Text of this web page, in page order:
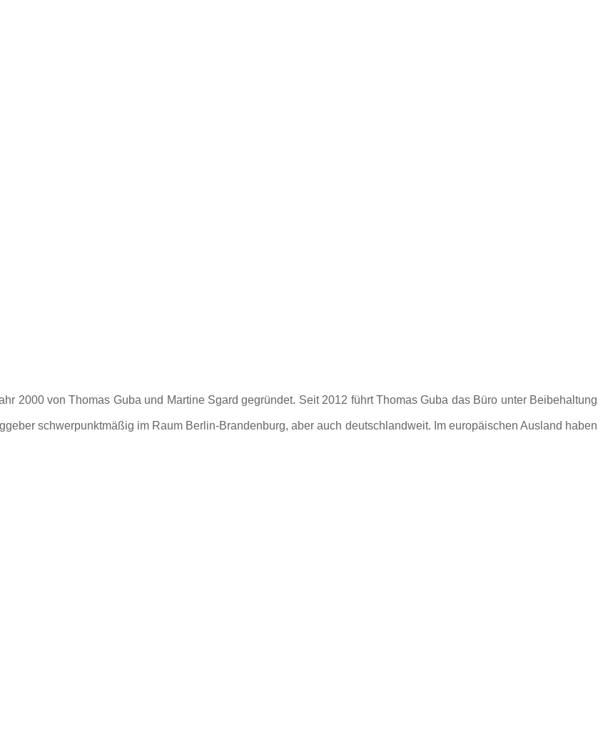
2000 von Thomas Guba und Martine Sgard gegründet. Seit 2012 führt Thomas Guba das Büro unter Beibehaltung
schwerpunktmäßig im Raum Berlin-Brandenburg, aber auch deutschlandweit. Im europäischen Ausland haben